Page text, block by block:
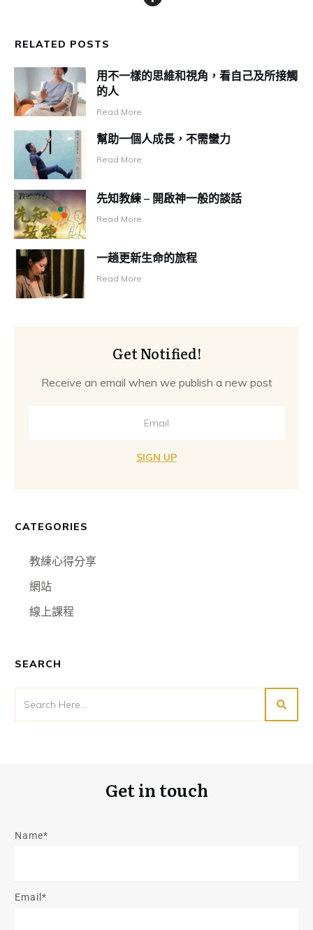
RELATED POSTS
用不一樣的思維和視角，看自己及所接觸
的人
Read More
幫助一個人成長，不需蠻力
Read More
先知教練 – 開啟神一般的談話
Read More
一趟更新生命的旅程
Read More
Get Notified!
Receive an email when we publish a new post
SIGN UP
CATEGORIES
教練心得分享
網站
線上課程
SEARCH
Get in touch
Name*
Email*